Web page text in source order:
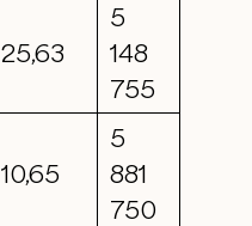
25,63
5
148
755
10,65
5
881
750